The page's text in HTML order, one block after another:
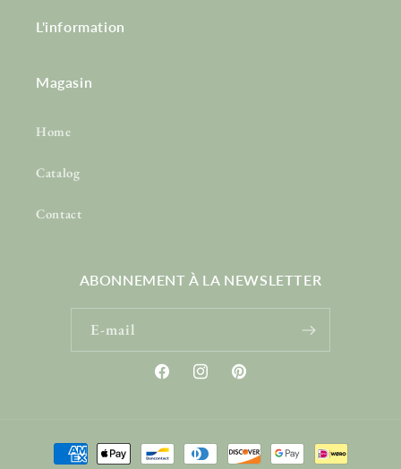
L'information
Magasin
Home
Catalog
Contact
ABONNEMENT À LA NEWSLETTER
E-mail
FacebookInstagramPinterest
Moyens